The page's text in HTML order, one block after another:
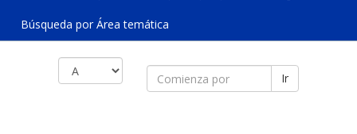
Búsqueda por Área temática
Ir